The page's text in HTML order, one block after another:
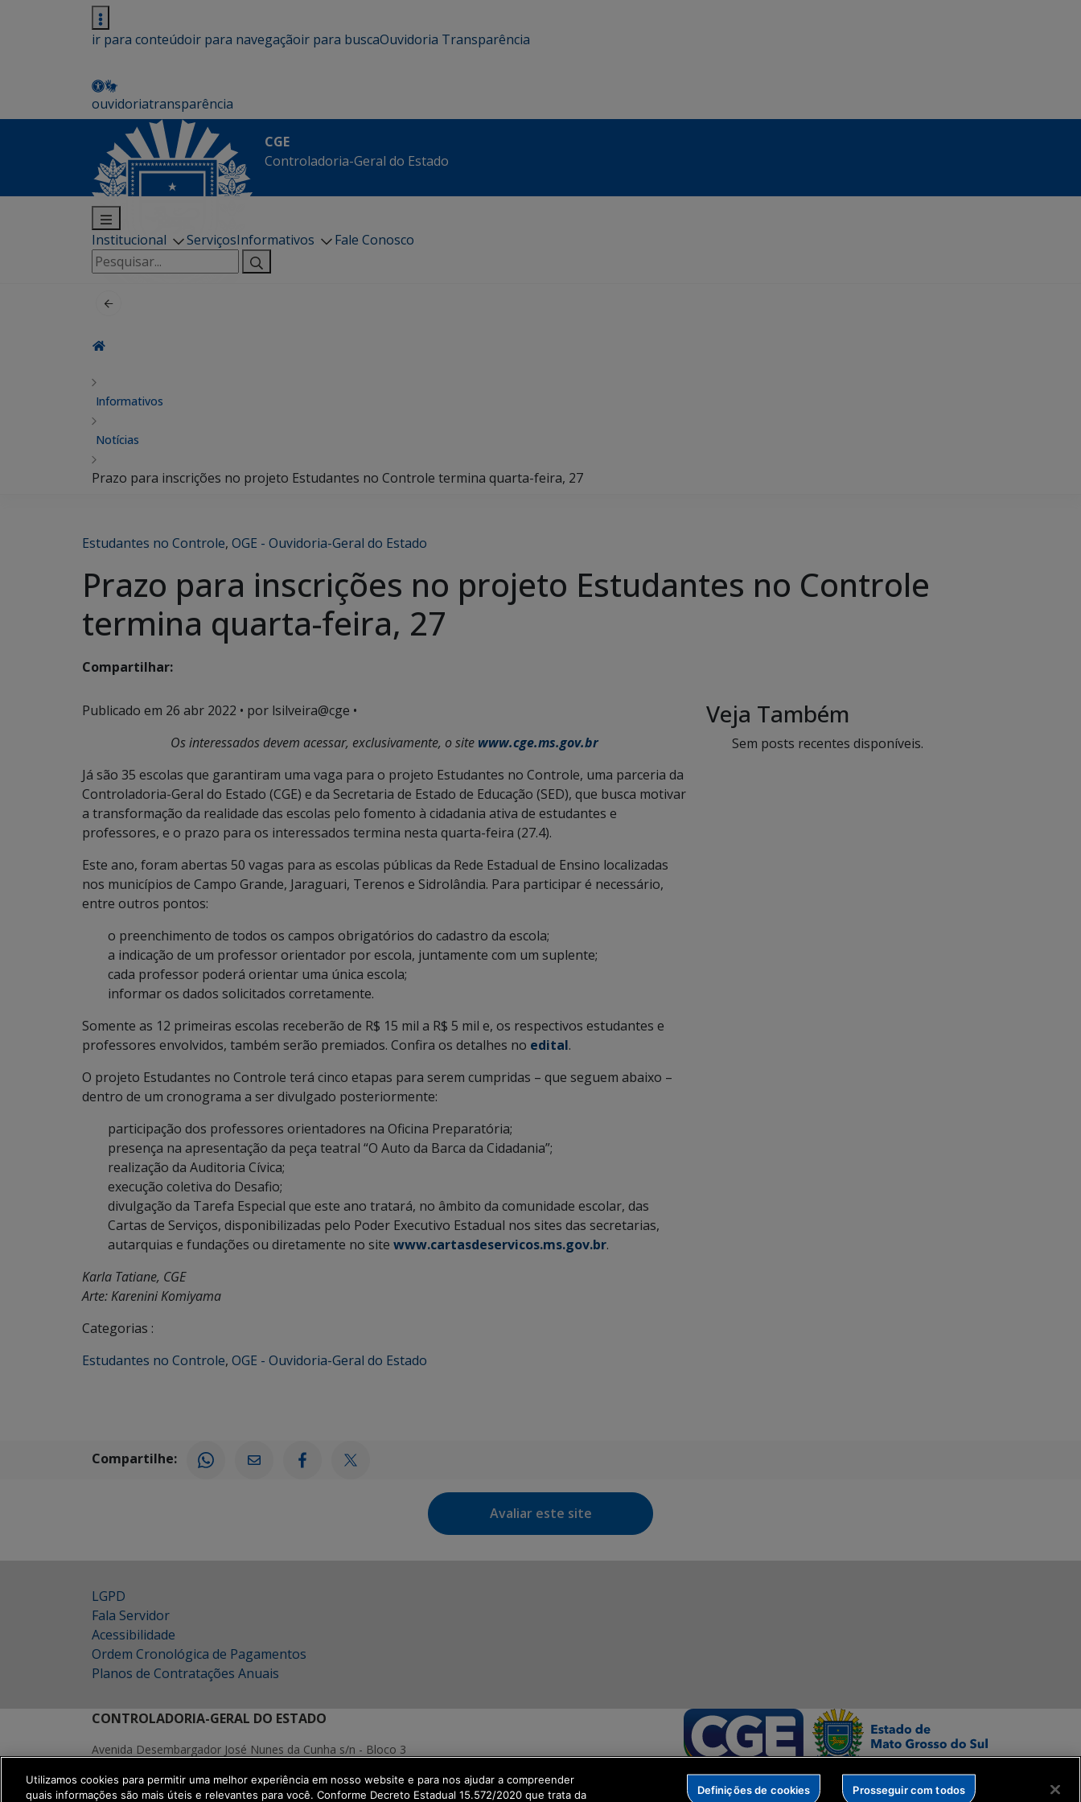
ir para conteúdoir para navegaçãoir para buscaOuvidoria Transparência
ouvidoriatransparência
CGE
Controladoria-Geral do Estado
Institucional ServiçosInformativos
Fale Conosco
Pesquisar
por:
Informativos
Notícias
Prazo para inscrições no projeto Estudantes no Controle termina quarta-feira, 27
Estudantes no Controle, OGE - Ouvidoria-Geral do Estado
Prazo para inscrições no projeto Estudantes no Controle
termina quarta-feira, 27
Compartilhar:
Publicado em 26 abr 2022 • por lsilveira@cge •
Os interessados devem acessar, exclusivamente, o site www.cge.ms.gov.br
Já são 35 escolas que garantiram uma vaga para o projeto Estudantes no Controle, uma parceria da
Controladoria-Geral do Estado (CGE) e da Secretaria de Estado de Educação (SED), que busca motivar
a transformação da realidade das escolas pelo fomento à cidadania ativa de estudantes e
professores, e o prazo para os interessados termina nesta quarta-feira (27.4).
Este ano, foram abertas 50 vagas para as escolas públicas da Rede Estadual de Ensino localizadas
nos municípios de Campo Grande, Jaraguari, Terenos e Sidrolândia. Para participar é necessário,
entre outros pontos:
o preenchimento de todos os campos obrigatórios do cadastro da escola;
a indicação de um professor orientador por escola, juntamente com um suplente;
cada professor poderá orientar uma única escola;
informar os dados solicitados corretamente.
Somente as 12 primeiras escolas receberão de R$ 15 mil a R$ 5 mil e, os respectivos estudantes e
professores envolvidos, também serão premiados. Confira os detalhes no edital.
O projeto Estudantes no Controle terá cinco etapas para serem cumpridas – que seguem abaixo –
dentro de um cronograma a ser divulgado posteriormente:
participação dos professores orientadores na Oficina Preparatória;
presença na apresentação da peça teatral “O Auto da Barca da Cidadania”;
realização da Auditoria Cívica;
execução coletiva do Desafio;
divulgação da Tarefa Especial que este ano tratará, no âmbito da comunidade escolar, das
Cartas de Serviços, disponibilizadas pelo Poder Executivo Estadual nos sites das secretarias,
autarquias e fundações ou diretamente no site www.cartasdeservicos.ms.gov.br.
Karla Tatiane, CGE
Arte: Karenini Komiyama
Categorias :
Estudantes no Controle, OGE - Ouvidoria-Geral do Estado
Veja Também
Sem posts recentes disponíveis.
Compartilhe:
Avaliar este site
LGPD
Fala Servidor
Acessibilidade
Ordem Cronológica de Pagamentos
Planos de Contratações Anuais
CONTROLADORIA-GERAL DO ESTADO
Avenida Desembargador José Nunes da Cunha s/n - Bloco 3
CEP.: 79031-310
Utilizamos cookies para permitir uma melhor experiência em nosso website e para nos ajudar a compreender
quais informações são mais úteis e relevantes para você. Conforme Decreto Estadual 15.572/2020 que trata da
Definições de cookies Prosseguir com todos